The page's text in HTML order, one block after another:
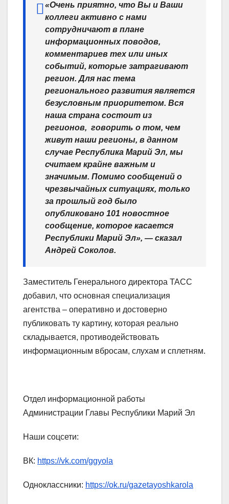
«Очень приятно, что Вы и Ваши
коллеги активно с нами
сотрудничают в плане
информационных поводов,
комментариев тех или иных
событий, которые затрагивают
регион. Для нас тема
регионального развития является
безусловным приоритетом. Вся
наша страна состоит из
регионов, говорить о том, чем
живут наши регионы, в данном
случае Республика Марий Эл, мы
считаем крайне важным и
значимым. Помимо сообщений о
чрезвычайных ситуациях, только
за прошлый год было
опубликовано 101 новостное
сообщение, которое касается
Республики Марий Эл», — сказал
Андрей Соколов.
Заместитель Генерального директора ТАСС
добавил, что основная специализация
агентства – оперативно и достоверно
публиковать ту картину, которая реально
складывается, противодействовать
информационным вбросам, слухам и сплетням.
Отдел информационной работы
Администрации Главы Республики Марий Эл
Наши соцсети:
ВК: https://vk.com/ggyola
Одноклассники: https://ok.ru/gazetayoshkarola